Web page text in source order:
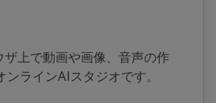
ザ上で動画や画像、音声の作
ラインAIスタジオです。